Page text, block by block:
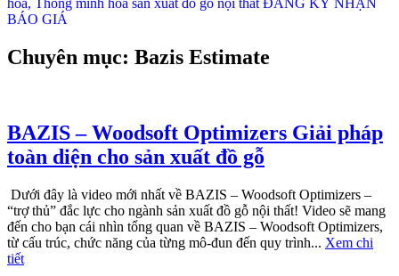
hóa, Thông minh hóa sản xuất đồ gỗ nội thất ĐĂNG KÝ NHẬN
BÁO GIÁ
Chuyên mục: Bazis Estimate
BAZIS – Woodsoft Optimizers Giải pháp
toàn diện cho sản xuất đồ gỗ
Dưới đây là video mới nhất về BAZIS – Woodsoft Optimizers –
“trợ thủ” đắc lực cho ngành sản xuất đồ gỗ nội thất! Video sẽ mang
đến cho bạn cái nhìn tổng quan về BAZIS – Woodsoft Optimizers,
từ cấu trúc, chức năng của từng mô-đun đến quy trình... Xem chi
tiết